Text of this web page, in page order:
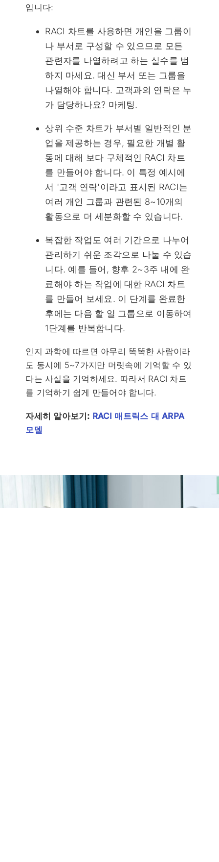
입니다:
RACI 차트를 사용하면 개인을 그룹이
나 부서로 구성할 수 있으므로 모든
관련자를 나열하려고 하는 실수를 범
하지 마세요. 대신 부서 또는 그룹을
나열해야 합니다. 고객과의 연락은 누
가 담당하나요? 마케팅.
상위 수준 차트가 부서별 일반적인 분
업을 제공하는 경우, 필요한 개별 활
동에 대해 보다 구체적인 RACI 차트
를 만들어야 합니다. 이 특정 예시에
서 '고객 연락'이라고 표시된 RACI는
여러 개인 그룹과 관련된 8~10개의
활동으로 더 세분화할 수 있습니다.
복잡한 작업도 여러 기간으로 나누어
관리하기 쉬운 조각으로 나눌 수 있습
니다. 예를 들어, 향후 2~3주 내에 완
료해야 하는 작업에 대한 RACI 차트
를 만들어 보세요. 이 단계를 완료한
후에는 다음 할 일 그룹으로 이동하여
1단계를 반복합니다.
인지 과학에 따르면 아무리 똑똑한 사람이라
도 동시에 5~7가지만 머릿속에 기억할 수 있
다는 사실을 기억하세요. 따라서 RACI 차트
를 기억하기 쉽게 만들어야 합니다.
자세히 알아보기: RACI 매트릭스 대 ARPA
모델